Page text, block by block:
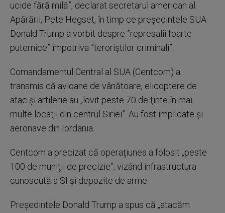
ucide fără milă”, declarat secretarul american al
Apărării, Pete Hegset, în timp ce preşedintele SUA
Donald Trump a vorbit despre ”represalii foarte
puternice” împotriva ”teroriştilor criminali”.
Comandamentul Central al SUA (Centcom) a
transmis că avioane de vânătoare, elicoptere de
atac şi artilerie au „lovit peste 70 de ţinte în mai
multe locaţii din centrul Siriei”. Au fost implicate şi
aeronave din Iordania.
Centcom a precizat că operaţiunea a folosit „peste
100 de muniţii de precizie”, vizând infrastructura
cunoscută a SI şi depozite de arme.
Preşedintele Donald Trump a spus că „atacăm